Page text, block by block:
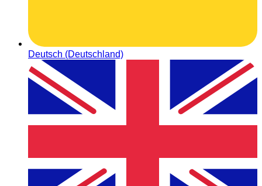
Deutsch (Deutschland)